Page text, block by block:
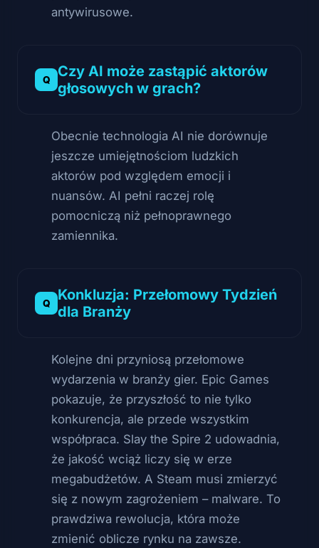
antywirusowe.
Czy AI może zastąpić aktorów
głosowych w grach?
Obecnie technologia AI nie dorównuje
jeszcze umiejętnościom ludzkich
aktorów pod względem emocji i
nuansów. AI pełni raczej rolę
pomocniczą niż pełnoprawnego
zamiennika.
Konkluzja: Przełomowy Tydzień
dla Branży
Kolejne dni przyniosą przełomowe
wydarzenia w branży gier. Epic Games
pokazuje, że przyszłość to nie tylko
konkurencja, ale przede wszystkim
współpraca. Slay the Spire 2 udowadnia,
że jakość wciąż liczy się w erze
megabudżetów. A Steam musi zmierzyć
się z nowym zagrożeniem – malware. To
prawdziwa rewolucja, która może
zmienić oblicze rynku na zawsze.